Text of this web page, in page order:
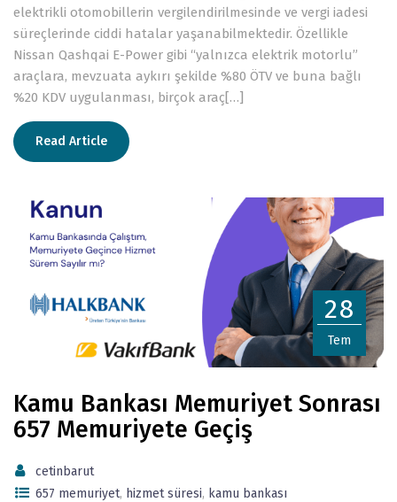
elektrikli otomobillerin vergilendirilmesinde ve vergi iadesi
süreçlerinde ciddi hatalar yaşanabilmektedir. Özellikle
Nissan Qashqai E-Power gibi “yalnızca elektrik motorlu”
araçlara, mevzuata aykırı şekilde %80 ÖTV ve buna bağlı
%20 KDV uygulanması, birçok araç[…]
Read Article
28
Tem
Kamu Bankası Memuriyet Sonrası
657 Memuriyete Geçiş
cetinbarut
657 memuriyet, hizmet süresi, kamu bankası